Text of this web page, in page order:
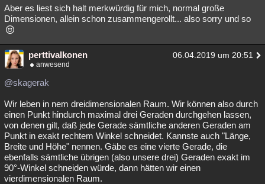
Aber es liest sich halt merkwürdig für mich, normal große
Dimensionen, allein schon zusammengerollt... also sorry und so
perttivalkonen 06.04.2019 um 20:51
anwesend
@skagerak
Wir leben in nem dreidimensionalen Raum. Wir können also durch
einen Punkt hindurch maximal drei Geraden durchgehen lassen,
von denen gilt, daß jede Gerade sämtliche anderen Geraden am
Punkt in exakt rechtem Winkel schneidet. Kannste auch "Länge,
Breite und Höhe" nennen. Gäbe es eine vierte Gerade, die
ebenfalls sämtliche übrigen (also unsere drei) Geraden exakt im
90°-Winkel schneiden würde, dann hätten wir einen
vierdimensionalen Raum.